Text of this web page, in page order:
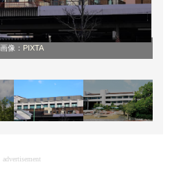
画像： PIXTA
advertisement